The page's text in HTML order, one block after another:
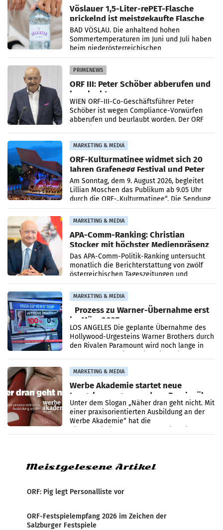
Vöslauer 1,5-Liter-rePET-Flasche
prickelnd ist meistgekaufte Flasche
Österreichs
BAD VÖSLAU. Die anhaltend hohen
Sommertemperaturen im Juni und Juli haben
beim niederösterreichischen
Getränkehersteller Vöslauer zu deutlichen
Absatzzuwächsen geführt. Während
PRIMENEWS
ORF III: Peter Schöber abberufen und
beurlaubt
WIEN ORF-III-Co-Geschäftsführer Peter
Schöber ist wegen Compliance-Vorwürfen
abberufen und beurlaubt worden. Der ORF
MARKETING & MEDIA
ORF-Kulturmatinee widmet sich 20
Jahren Grafenegg Festival und Peter
Simonischek
Am Sonntag, dem 9. August 2026, begleitet
Lillian Moschen das Publikum ab 9.05 Uhr
durch die ORF-„Kulturmatinee“. Die Sendung
startet mit der Dokumentation „20 Jahre
Grafenegg
MARKETING & MEDIA
APA-Comm-Ranking: Christian
Stocker mit höchster Medienpräsenz
im Juli
Das APA-Comm-Politik-Ranking untersucht
monatlich die Berichterstattung von zwölf
österreichischen Tageszeitungen und
analysiert, welche Politikerinnen und
Politiker Österreichs die
MARKETING & MEDIA
Prozess zu Warner-Übernahme erst
im März 2027
LOS ANGELES Die geplante Übernahme des
Hollywood-Urgesteins Warner Brothers durch
den Rivalen Paramount wird noch lange in
MARKETING & MEDIA
Werbe Akademie startet neue
Imagekampagne rund um Praxisnähe
Unter dem Slogan „Näher dran geht nicht. Mit
einer praxisorientierten Ausbildung an der
Werbe Akademie“ hat die
Meistgelesene Artikel
ORF: Pig legt Personalliste vor
ORF-Festspielempfang 2026 im Zeichen der
Salzburger Festspiele